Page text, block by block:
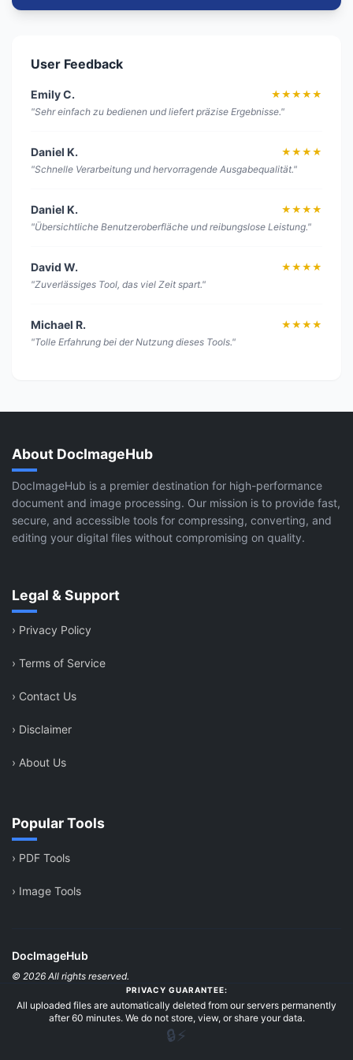
User Feedback
Emily C.
★★★★★
"Sehr einfach zu bedienen und liefert präzise Ergebnisse."
Daniel K.
★★★★
"Schnelle Verarbeitung und hervorragende Ausgabequalität."
Daniel K.
★★★★
"Übersichtliche Benutzeroberfläche und reibungslose Leistung."
David W.
★★★★
"Zuverlässiges Tool, das viel Zeit spart."
Michael R.
★★★★
"Tolle Erfahrung bei der Nutzung dieses Tools."
About DocImageHub
DocImageHub is a premier destination for high-performance
document and image processing. Our mission is to provide fast,
secure, and accessible tools for compressing, converting, and
editing your digital files without compromising on quality.
Legal & Support
› Privacy Policy
› Terms of Service
› Contact Us
› Disclaimer
› About Us
Popular Tools
› PDF Tools
› Image Tools
DocImageHub
© 2026 All rights reserved.
PRIVACY GUARANTEE:
All uploaded files are automatically deleted from our servers permanently
after 60 minutes. We do not store, view, or share your data.
🔒 ⚡